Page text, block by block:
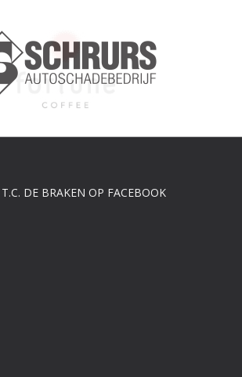
DE BRAKEN OP FACEBOOK